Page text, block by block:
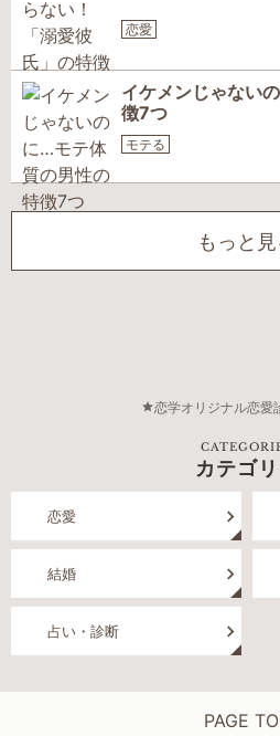
恋愛
イケメンじゃない
徴7つ
モテる
もっと見
恋学オリジナル恋愛
カテゴ
恋愛
結婚
占い・診断
PAGE